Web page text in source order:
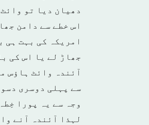
دھیان دیا تو
اس خطے سے دامن
امریکہ کی بہت ہی
جھاڑ لے یا اس کی
آئندہ وائٹ ہاؤس
سے پہلی دوسری
وجہ سے یہ پورا
لہذا آئندہ آنے